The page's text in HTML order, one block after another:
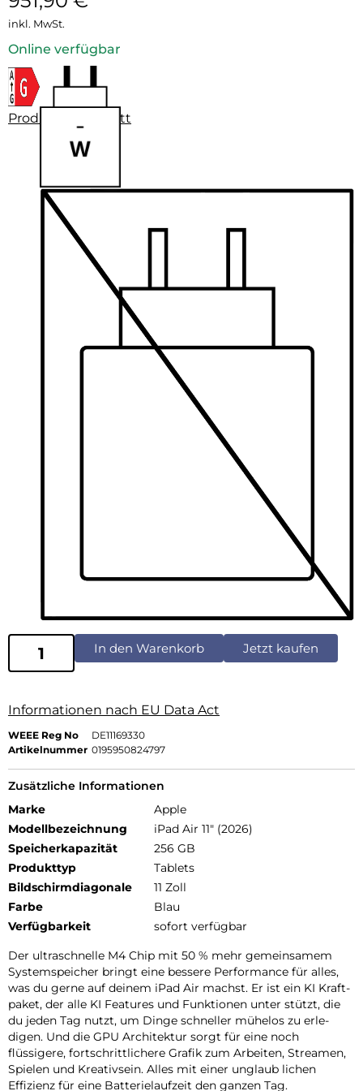
inkl. MwSt.
Online verfügbar
Produktdatenblatt
In den Warenkorb Jetzt kaufen
Informationen nach EU Data Act
WEEE Reg No
DE11169330
Artikelnummer 0195950824797
Zusätzliche Informationen
Marke
Apple
Modellbezeichnung
iPad Air 11" (2026)
Speicherkapazität
256 GB
Produkttyp
Tablets
Bildschirmdiagonale
11 Zoll
Farbe
Blau
Verfügbarkeit
sofort verfügbar
Der ultra­schnelle M4 Chip mit 50 % mehr gemein­samem
Systemspeicher bringt eine bessere Per­for­mance für alles,
was du gerne auf deinem iPad Air machst. Er ist ein KI Kraft­
paket, der alle KI Features und Funk­tionen unter stützt, die
du jeden Tag nutzt, um Dinge schneller mühelos zu erle­
digen. Und die GPU Archi­tektur sorgt für eine noch
flüssigere, fort­schritt­lichere Grafik zum Arbeiten, Streamen,
Spielen und Kreativ­sein. Alles mit einer unglaub lichen
Effizienz für eine Batterie­laufzeit den ganzen Tag.